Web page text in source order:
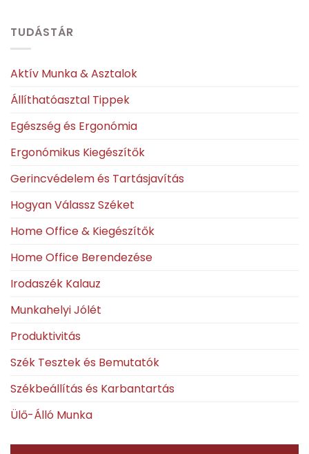
TUDÁSTÁR
Aktív Munka & Asztalok
Állíthatóasztal Tippek
Egészség és Ergonómia
Ergonómikus Kiegészítők
Gerincvédelem és Tartásjavítás
Hogyan Válassz Széket
Home Office & Kiegészítők
Home Office Berendezése
Irodaszék Kalauz
Munkahelyi Jólét
Produktivitás
Szék Tesztek és Bemutatók
Székbeállítás és Karbantartás
Ülő-Álló Munka